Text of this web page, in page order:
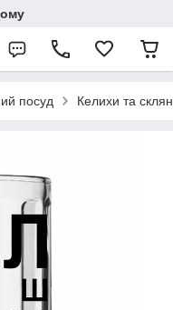
посуд Келихи та